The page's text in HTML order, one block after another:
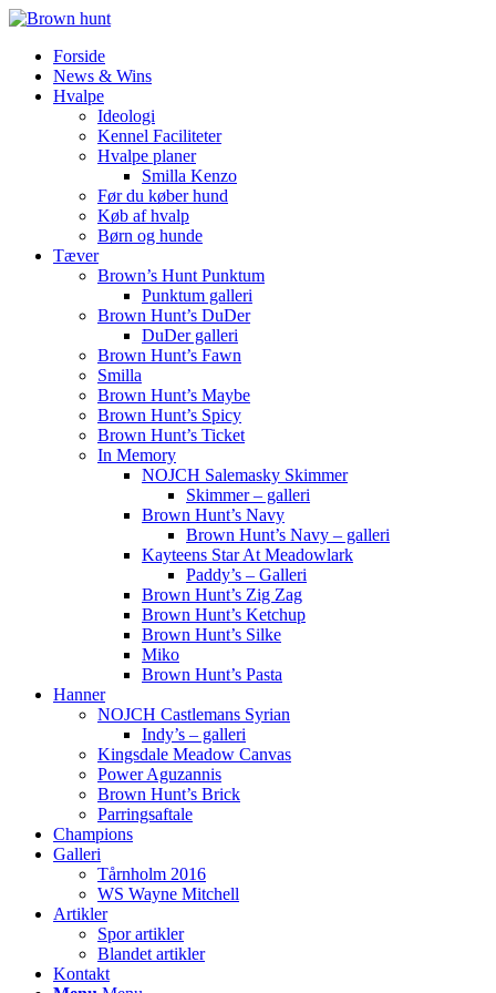
Forside
News & Wins
Hvalpe
Ideologi
Kennel Faciliteter
Hvalpe planer
Smilla Kenzo
Før du køber hund
Køb af hvalp
Børn og hunde
Tæver
Brown’s Hunt Punktum
Punktum galleri
Brown Hunt’s DuDer
DuDer galleri
Brown Hunt’s Fawn
Smilla
Brown Hunt’s Maybe
Brown Hunt’s Spicy
Brown Hunt’s Ticket
In Memory
NOJCH Salemasky Skimmer
Skimmer – galleri
Brown Hunt’s Navy
Brown Hunt’s Navy – galleri
Kayteens Star At Meadowlark
Paddy’s – Galleri
Brown Hunt’s Zig Zag
Brown Hunt’s Ketchup
Brown Hunt’s Silke
Miko
Brown Hunt’s Pasta
Hanner
NOJCH Castlemans Syrian
Indy’s – galleri
Kingsdale Meadow Canvas
Power Aguzannis
Brown Hunt’s Brick
Parringsaftale
Champions
Galleri
Tårnholm 2016
WS Wayne Mitchell
Artikler
Spor artikler
Blandet artikler
Kontakt